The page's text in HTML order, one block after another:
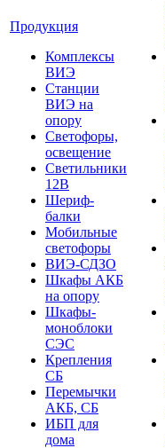
Продукция
Комплексы
ВИЭ
Станции
ВИЭ на
опору
Светофоры,
освещение
Светильники
12В
Шериф-
балки
Мобильные
светофоры
ВИЭ-СДЗО
Шкафы АКБ
на опору
Шкафы-
моноблоки
СЭС
Крепления
СБ
Перемычки
АКБ, СБ
ИБП для
дома